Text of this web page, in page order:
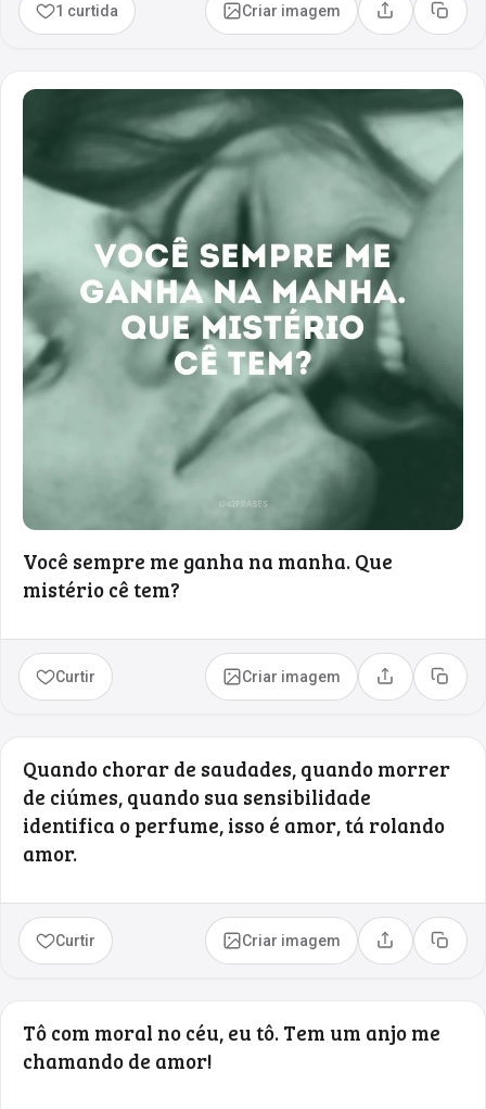
1 curtida Criar imagem Compartilhar
Copiar
Você sempre me ganha na manha. Que
mistério cê tem?
Curtir Criar imagem Compartilhar
Copiar
Quando chorar de saudades, quando morrer
de ciúmes, quando sua sensibilidade
identifica o perfume, isso é amor, tá rolando
amor.
Curtir Criar imagem Compartilhar
Copiar
Tô com moral no céu, eu tô. Tem um anjo me
chamando de amor!